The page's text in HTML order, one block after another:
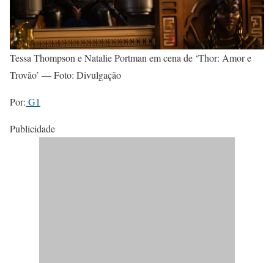
Tessa Thompson e Natalie Portman em cena de ‘Thor: Amor e
Trovão’ — Foto: Divulgação
Por: G1
Publicidade